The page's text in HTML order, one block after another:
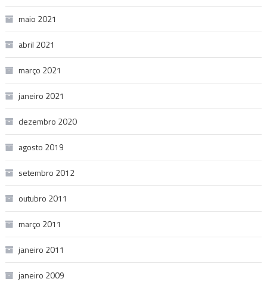
maio 2021
abril 2021
março 2021
janeiro 2021
dezembro 2020
agosto 2019
setembro 2012
outubro 2011
março 2011
janeiro 2011
janeiro 2009